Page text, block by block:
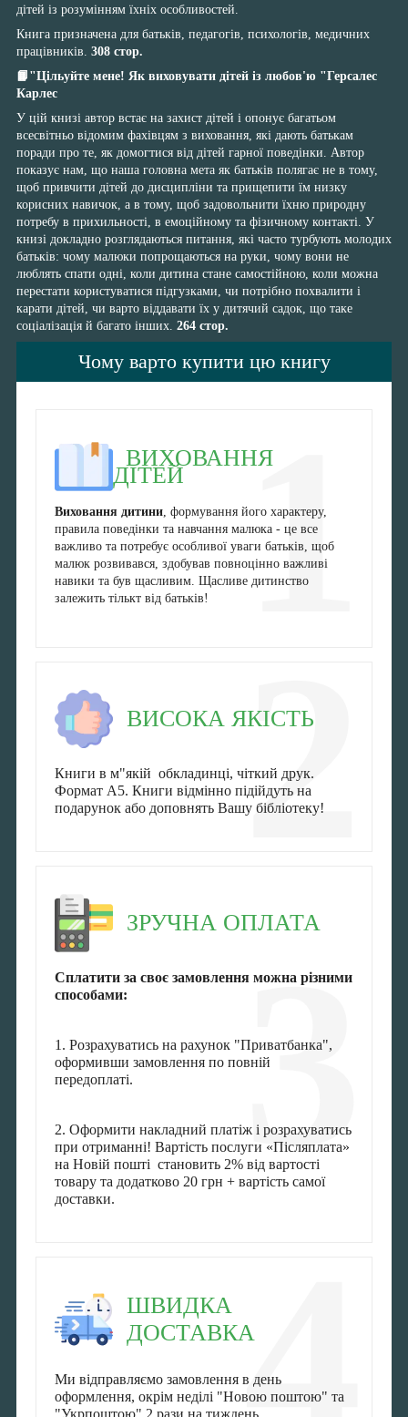
дітей із розумінням їхніх особливостей.
Книга призначена для батьків, педагогів, психологів, медичних
працівників. 308 стор.
📙 "Цільуйте мене! Як виховувати дітей із любов'ю "Герсалес
Карлес
У цій книзі автор встає на захист дітей і опонує багатьом
всесвітньо відомим фахівцям з виховання, які дають батькам
поради про те, як домогтися від дітей гарної поведінки. Автор
показує нам, що наша головна мета як батьків полягає не в тому,
щоб привчити дітей до дисципліни та прищепити їм низку
корисних навичок, а в тому, щоб задовольнити їхню природну
потребу в прихильності, в емоційному та фізичному контакті. У
книзі докладно розглядаються питання, які часто турбують молодих
батьків: чому малюки попрощаються на руки, чому вони не
люблять спати одні, коли дитина стане самостійною, коли можна
перестати користуватися підгузками, чи потрібно похвалити і
карати дітей, чи варто віддавати їх у дитячий садок, що таке
соціалізація й багато інших. 264 стор.
Чому варто купити цю книгу
1
ВИХОВАННЯ
ДІТЕЙ
Виховання дитини, формування його характеру,
правила поведінки та навчання малюка - це все
важливо та потребує особливої уваги батьків, щоб
малюк розвивався, здобував повноцінно важливі
навики та був щасливим. Щасливе дитинство
залежить тількт від батьків!
2
ВИСОКА ЯКІСТЬ
Книги в м"якій обкладинці, чіткий друк.
Формат А5. Книги відмінно підійдуть на
подарунок або доповнять Вашу бібліотеку!
3
ЗРУЧНА ОПЛАТА
Сплатити за своє замовлення можна різними
способами:
1. Розрахуватись на рахунок "Приватбанка",
оформивши замовлення по повній
передоплаті.
2. Оформити накладний платіж і розрахуватись
при отриманні! Вартість послуги «Післяплата»
на Новій пошті становить 2% від вартості
товару та додатково 20 грн + вартість самої
доставки.
4
ШВИДКА
ДОСТАВКА
Ми відправляємо замовлення в день
оформлення, окрім неділі "Новою поштою" та
"Укрпоштою" 2 рази на тиждень.